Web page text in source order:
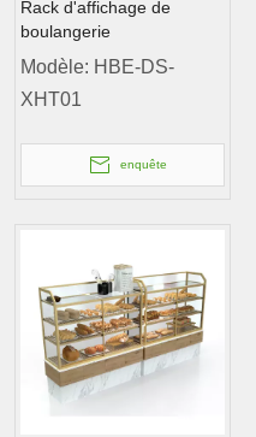
Rack d'affichage de
boulangerie
Modèle: HBE-DS-
XHT01
enquête